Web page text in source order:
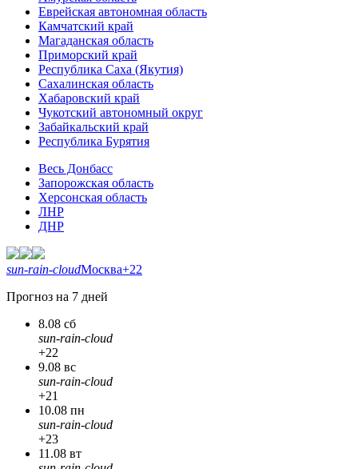
Еврейская автономная область
Камчатский край
Магаданская область
Приморский край
Республика Саха (Якутия)
Сахалинская область
Хабаровский край
Чукотский автономный округ
Забайкальский край
Республика Бурятия
Весь Донбасс
Запорожская область
Херсонская область
ЛНР
ДНР
sun-rain-cloudМосква+22
Прогноз на 7 дней
8.08 сб
sun-rain-cloud
+22
9.08 вс
sun-rain-cloud
+21
10.08 пн
sun-rain-cloud
+23
11.08 вт